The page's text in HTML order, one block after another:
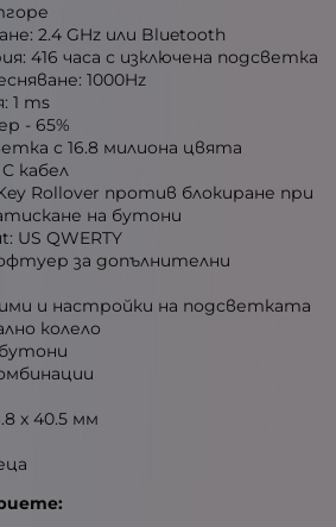
2.4 GHz или Bluetooth
416 часа с изключена подсветка
1000Hz
1 ms
- 65%
с 16.8 милиона цвята
кабел
Rollover против блокиране при
на бутони
US QWERTY
за допълнителни
и настройки на подсветката
колело
x 40.5 мм